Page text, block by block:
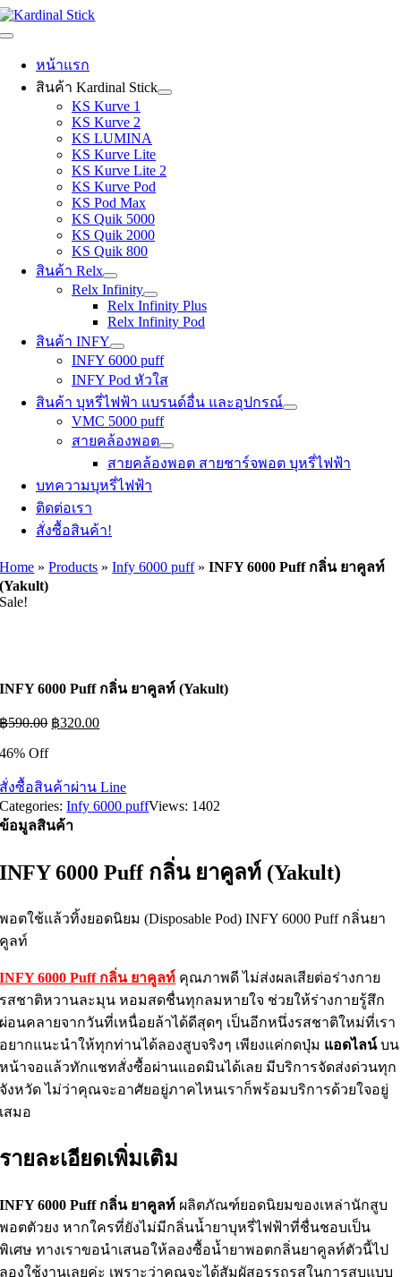
Skip
to
Toggle
Navigation
หน้าแรก
สินค้า Kardinal Stick
KS Kurve 1
KS Kurve 2
KS LUMINA
KS Kurve Lite
KS Kurve Lite 2
KS Kurve Pod
KS Pod Max
KS Quik 5000
KS Quik 2000
KS Quik 800
สินค้า Relx
Relx Infinity
Relx Infinity Plus
Relx Infinity Pod
สินค้า INFY
INFY 6000 puff
INFY Pod หัวใส
สินค้า บุหรี่ไฟฟ้า แบรนด์อื่น และอุปกรณ์
VMC 5000 puff
สายคล้องพอต
สายคล้องพอต สายชาร์จพอต บุหรี่ไฟฟ้า
บทความบุหรี่ไฟฟ้า
ติดต่อเรา
สั่งซื้อสินค้า!
Home »Products »Infy 6000 puff»INFY 6000 Puff กลิ่น ยาคูลท์
(Yakult)
Sale!
INFY 6000 Puff กลิ่น ยาคูลท์ (Yakult)
฿590.00 Original
฿320.00Current
46% Off
สั่งซื้อสินค้าผ่าน Line
Categories:Infy 6000 puffViews: 1402
ข้อมูลสินค้า
INFY 6000 Puff กลิ่น ยาคูลท์ (Yakult)
พอตใช้แล้วทิ้งยอดนิยม (Disposable Pod) INFY 6000 Puff กลิ่นยา
คูลท์
INFY 6000 Puff กลิ่น ยาคูลท์ คุณภาพดี ไม่ส่งผลเสียต่อร่างกาย
รสชาติหวานละมุน หอมสดชื่นทุกลมหายใจ ช่วยให้ร่างกายรู้สึก
ผ่อนคลายจากวันที่เหนื่อยล้าได้ดีสุดๆ เป็นอีกหนึ่งรสชาติใหม่ที่เรา
อยากแนะนำให้ทุกท่านได้ลองสูบจริงๆ เพียงแค่กดปุ่ม แอดไลน์บน
หน้าจอแล้วทักแชทสั่งซื้อผ่านแอดมินได้เลย มีบริการจัดส่งด่วนทุก
จังหวัด ไม่ว่าคุณจะอาศัยอยู่ภาคไหนเราก็พร้อมบริการด้วยใจอยู่
เสมอ
รายละเอียดเพิ่มเติม
INFY 6000 Puff กลิ่น ยาคูลท์ ผลิตภัณฑ์ยอดนิยมของเหล่านักสูบ
พอตตัวยง หากใครที่ยังไม่มีกลิ่นน้ำยาบุหรี่ไฟฟ้าที่ชื่นชอบเป็น
พิเศษ ทางเราขอนำเสนอให้ลองซื้อน้ำยาพอตกลิ่นยาคูลท์ตัวนี้ไป
ลองใช้งานเลยค่ะ เพราะว่าคุณจะได้สัมผัสอรรถรสในการสูบแบบ